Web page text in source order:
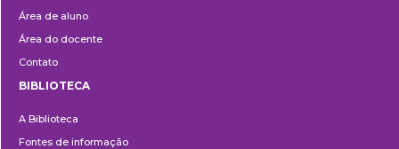
Área de aluno
Área do docente
Contato
BIBLIOTECA
A Biblioteca
Fontes de informação